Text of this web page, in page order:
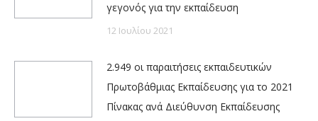
γεγονός για την εκπαίδευση
12 Ιουλίου 2021
2.949 οι παραιτήσεις εκπαιδευτικών
Πρωτοβάθμιας Εκπαίδευσης για το 2021
Πίνακας ανά Διεύθυνση Εκπαίδευσης